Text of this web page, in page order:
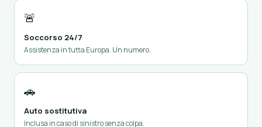
🚨
Soccorso 24/7
Assistenza in tutta Europa. Un numero.
🚗
Auto sostitutiva
Inclusa in caso di sinistro senza colpa.